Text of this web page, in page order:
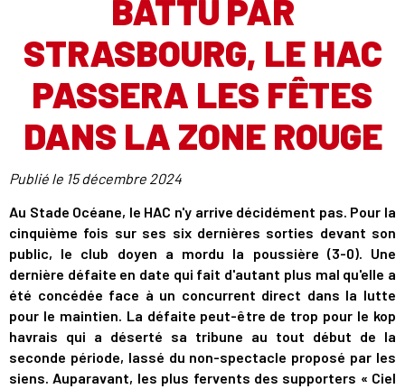
BATTU PAR
STRASBOURG, LE HAC
PASSERA LES FÊTES
DANS LA ZONE ROUGE
Publié le 15 décembre 2024
Au Stade Océane, le HAC n'y arrive décidément pas. Pour la
cinquième fois sur ses six dernières sorties devant son
public, le club doyen a mordu la poussière (3-0). Une
dernière défaite en date qui fait d'autant plus mal qu'elle a
été concédée face à un concurrent direct dans la lutte
pour le maintien. La défaite peut-être de trop pour le kop
havrais qui a déserté sa tribune au tout début de la
seconde période, lassé du non-spectacle proposé par les
siens. Auparavant, les plus fervents des supporters « Ciel